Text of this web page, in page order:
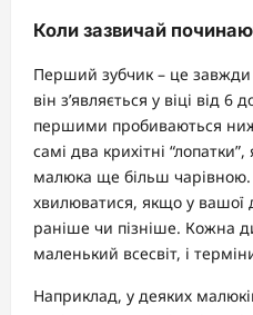
Коли зазвичай
Перший зубчик – це завжди
він з’являється у віці від 6
першими пробиваються
самі два крихітні
малюка ще більш
хвилюватися, якщо у вашої
раніше чи пізніше. Кожна
маленький всесвіт, і
Наприклад, у деяких